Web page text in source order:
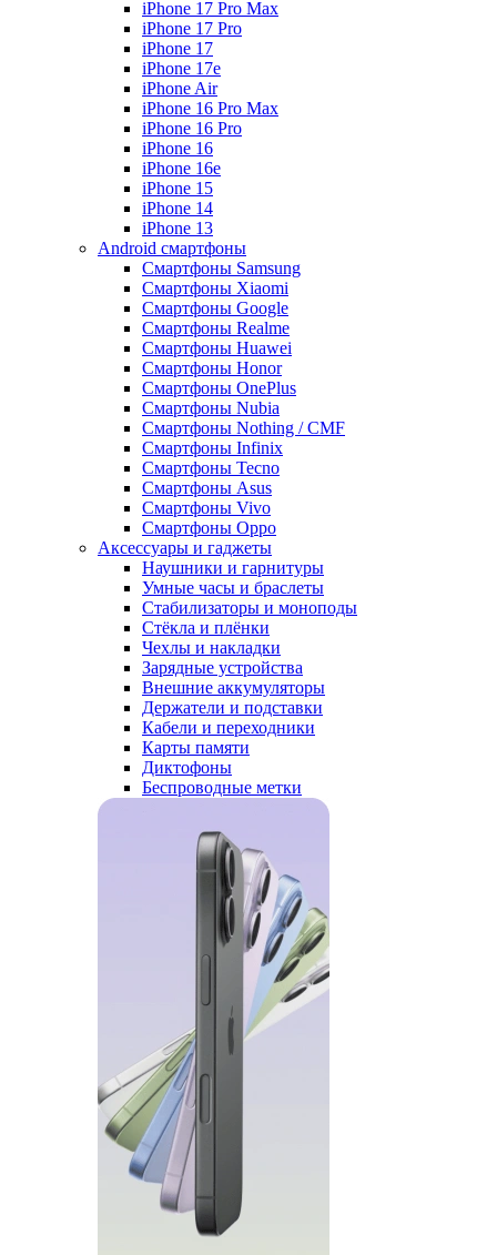
iPhone 17 Pro Max
iPhone 17 Pro
iPhone 17
iPhone 17e
iPhone Air
iPhone 16 Pro Max
iPhone 16 Pro
iPhone 16
iPhone 16e
iPhone 15
iPhone 14
iPhone 13
Android cмартфоны
Смартфоны Samsung
Смартфоны Xiaomi
Смартфоны Google
Смартфоны Realme
Смартфоны Huawei
Смартфоны Honor
Смартфоны OnePlus
Смартфоны Nubia
Смартфоны Nothing / CMF
Смартфоны Infinix
Смартфоны Tecno
Смартфоны Asus
Смартфоны Vivo
Смартфоны Oppo
Аксессуары и гаджеты
Наушники и гарнитуры
Умные часы и браслеты
Стабилизаторы и моноподы
Стёкла и плёнки
Чехлы и накладки
Зарядные устройства
Внешние аккумуляторы
Держатели и подставки
Кабели и переходники
Карты памяти
Диктофоны
Беспроводные метки